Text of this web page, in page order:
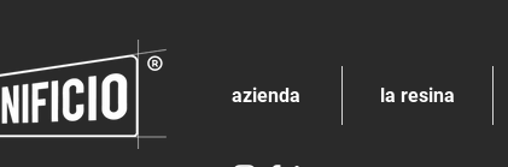
azienda la resina